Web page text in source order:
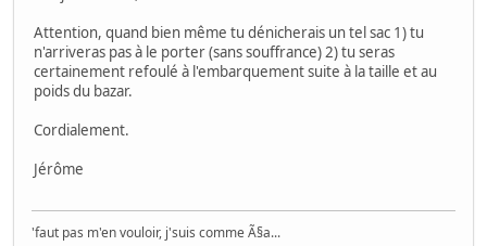
Attention, quand bien même tu dénicherais un tel sac 1) tu
n'arriveras pas à le porter (sans souffrance) 2) tu seras
certainement refoulé à l'embarquement suite à la taille et au
poids du bazar.
Cordialement.
Jérôme
'faut pas m'en vouloir, j'suis comme Ã§a...